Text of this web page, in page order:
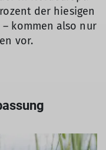
der hiesigen
kommen also nur
vor.